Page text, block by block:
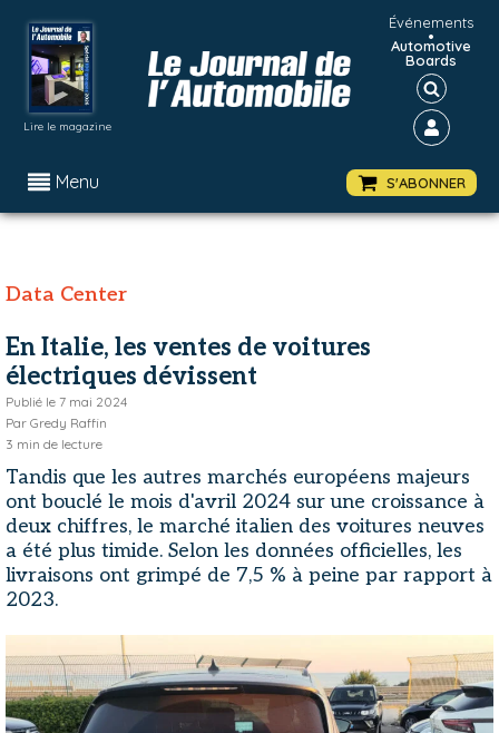
Lire le magazine
Événements
•
Automotive
Boards
Menu S'ABONNER
Data Center
En Italie, les ventes de voitures
électriques dévissent
Publié le 7 mai 2024
Par Gredy Raffin
3 min de lecture
Tandis que les autres marchés européens majeurs
ont bouclé le mois d'avril 2024 sur une croissance à
deux chiffres, le marché italien des voitures neuves
a été plus timide. Selon les données officielles, les
livraisons ont grimpé de 7,5 % à peine par rapport à
2023.